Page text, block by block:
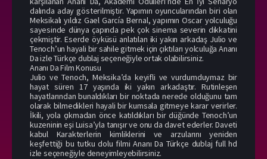
dalında aday gösterilmiştir. Yapımın oyuncularından biri olan
Meksikalı yıldız Gael García Bernal, yapımın Oscar yolculuğu
sayesinde dünya çapında pek çok sinema severin dikkatini
çekmiştir. Eserde öyküsü anlatılan iki yakın arkadaş Julio ve
Tenoch’un hayali bir sahile gitmek için çıktıları yolculuğa Ananı
Da izle Türkçe dublaj seçeneğiyle ortak olabilirsiniz.
Ananı Da Film Konusu
Julio ve Tenoch, Meksika’da keyifli ve vurdumduymaz bir
hayat süren 17 yaşında iki yakın arkadaştır. Rutinleşen
hayatlarından bunaldıkları bir noktada nerede olduğunu tam
olarak bilmedikleri hayali bir kumsala gitmeye karar verirler.
İkili, yola çıkmadan önce katıldıkları bir düğünde Tenoch’un
kuzeninin eşi Luisa’yla tanışır ve onu da davet ederler. Daveti
kabul Karakterlerin kimliklerini ve arzularını yeniden
keşfettiği bu tutku dolu filmi Ananı Da Türkçe dublaj full hd
izle seçeneğiyle deneyimleyebilirsiniz.